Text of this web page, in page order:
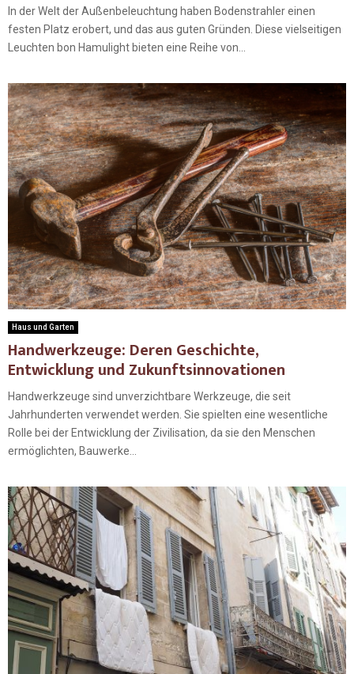
In der Welt der Außenbeleuchtung haben Bodenstrahler einen
festen Platz erobert, und das aus guten Gründen. Diese vielseitigen
Leuchten bon Hamulight bieten eine Reihe von...
Haus und Garten
Handwerkzeuge: Deren Geschichte,
Entwicklung und Zukunftsinnovationen
Handwerkzeuge sind unverzichtbare Werkzeuge, die seit
Jahrhunderten verwendet werden. Sie spielten eine wesentliche
Rolle bei der Entwicklung der Zivilisation, da sie den Menschen
ermöglichten, Bauwerke...